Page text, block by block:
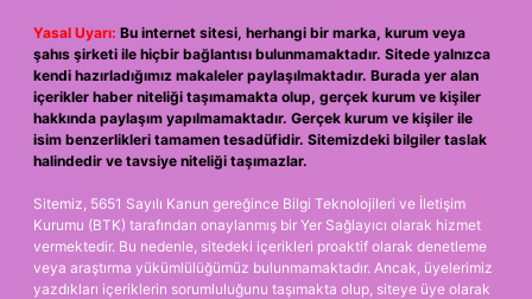
Yasal Uyarı: Bu internet sitesi, herhangi bir marka, kurum veya
şahıs şirketi ile hiçbir bağlantısı bulunmamaktadır. Sitede yalnızca
kendi hazırladığımız makaleler paylaşılmaktadır. Burada yer alan
içerikler haber niteliği taşımamakta olup, gerçek kurum ve kişiler
hakkında paylaşım yapılmamaktadır. Gerçek kurum ve kişiler ile
isim benzerlikleri tamamen tesadüfidir. Sitemizdeki bilgiler taslak
halindedir ve tavsiye niteliği taşımazlar.
Sitemiz, 5651 Sayılı Kanun gereğince Bilgi Teknolojileri ve İletişim
Kurumu (BTK) tarafından onaylanmış bir Yer Sağlayıcı olarak hizmet
vermektedir. Bu nedenle, sitedeki içerikleri proaktif olarak denetleme
veya araştırma yükümlülüğümüz bulunmamaktadır. Ancak, üyelerimiz
yazdıkları içeriklerin sorumluluğunu taşımakta olup, siteye üye olarak